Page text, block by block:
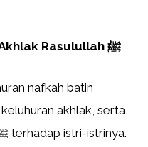
Sisi Keempat: Keluhuran Akhlak Rasulullah ﷺ
nafkah batin
akhlak, serta